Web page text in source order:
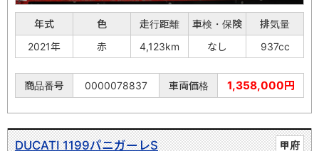
年式 色 走行距離 車検・保険
排気量
2021年
赤 4,123km なし 937cc
商品番号 0000078837 車両価格 1,358,000円
甲府
DUCATI 1199パニガーレS